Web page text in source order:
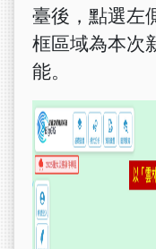
臺後，點選左
框區域為本次
能。